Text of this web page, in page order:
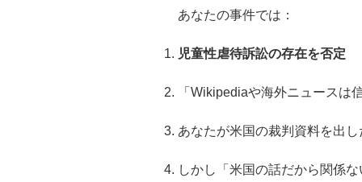
あなたの事件では：
児童性虐待訴訟の存在を否定
「Wikipediaや海外ニュースは
あなたが米国の裁判資料を出し
しかし「米国の話だから関係